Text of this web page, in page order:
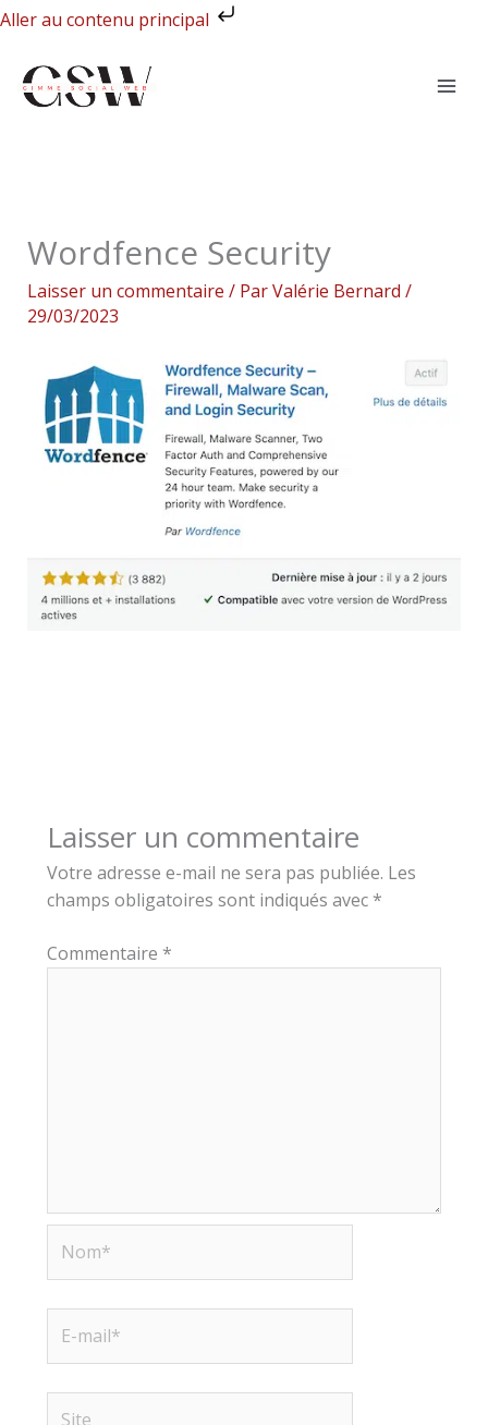
Aller au contenu principal
Aller
contenu
Wordfence Security
Laisser un commentaire / ParValérie Bernard /
29/03/2023
Laisser un commentaire
Votre adresse e-mail ne sera pas publiée. Les
champs obligatoires sont indiqués avec *
Commentaire *
mail*